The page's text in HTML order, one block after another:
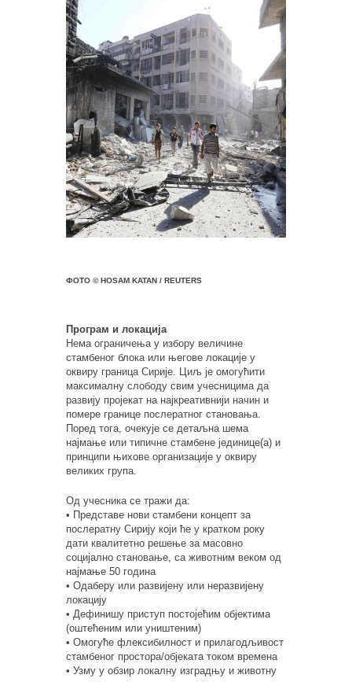
ФОТО © HOSAM KATAN / REUTERS
Програм и локација
Нема ограничења у избору величине
стамбеног блока или његове локације у
оквиру граница Сирије. Циљ је омогућити
максималну слободу свим учесницима да
развију пројекат на најкреативнији начин и
помере границе послератног становања.
Поред тога, очекује се детаљна шема
најмање или типичне стамбене јединице(а) и
принципи њихове организације у оквиру
великих група.
Од учесника се тражи да:
• Представе нови стамбени концепт за
послератну Сирију који ће у кратком року
дати квалитетно решење за масовно
социјално становање, са животним веком од
најмање 50 година
• Одаберу или развијену или неразвијену
локацију
• Дефинишу приступ постојећим објектима
(оштећеним или уништеним)
• Омогуће флексибилност и прилагодљивост
стамбеног простора/објеката током времена
• Узму у обзир локалну изградњу и животну